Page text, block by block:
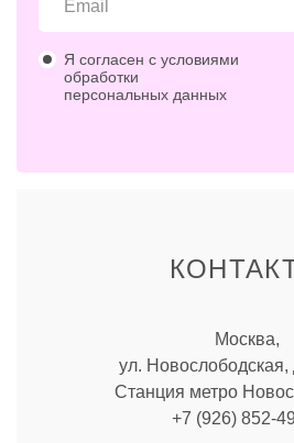
Я согласен с условиями
обработки
персональных данных
Москва,
ул. Новослободская,
Станция метро
+7 (926) 852-